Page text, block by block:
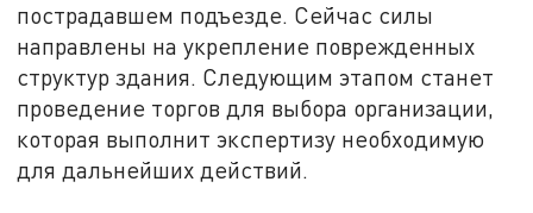
пострадавшем подъезде. Сейчас силы
направлены на укрепление поврежденных
структур здания. Следующим этапом станет
проведение торгов для выбора организации,
которая выполнит экспертизу необходимую
для дальнейших действий.